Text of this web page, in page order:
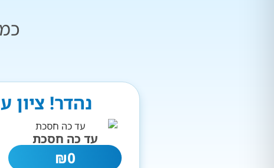
נהדר! ציון
עד כה חסכת
0
₪